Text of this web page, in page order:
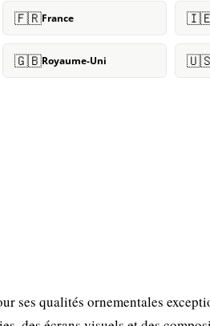
🇫🇷France
🇬🇧Royaume-Uni
ses qualités ornementales